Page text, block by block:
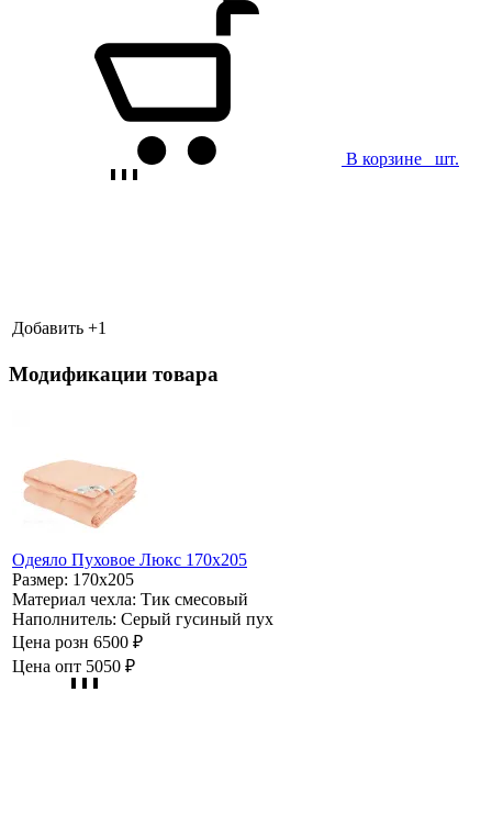
В корзине шт.
Добавить +1
Модификации товара
Одеяло Пуховое Люкс 170х205
Размер: 170х205
Материал чехла: Тик смесовый
Наполнитель: Серый гусиный пух
Цена розн 6500 ₽
Цена опт 5050 ₽